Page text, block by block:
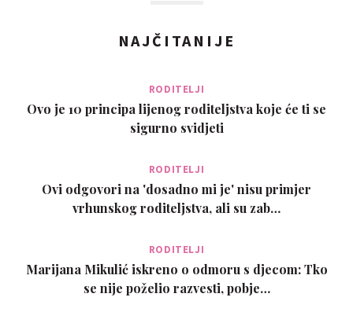
NAJČITANIJE
RODITELJI
Ovo je 10 principa lijenog roditeljstva koje će ti se
sigurno svidjeti
RODITELJI
Ovi odgovori na 'dosadno mi je' nisu primjer
vrhunskog roditeljstva, ali su zab…
RODITELJI
Marijana Mikulić iskreno o odmoru s djecom: Tko
se nije poželio razvesti, pobje…